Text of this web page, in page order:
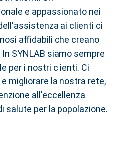
e appassionato nei
ai clienti ci
affidabili che creano
SYNLAB siamo sempre
per i nostri clienti. Ci
migliorare la nostra rete,
all'eccellenza
salute per la popolazione.